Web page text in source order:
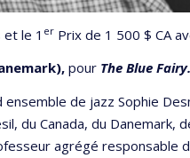
le 1 er Prix de 1 500 $ CA
pour The Blue Fairy.
de jazz Sophie
du Canada, du Danemark,
agrégé responsable